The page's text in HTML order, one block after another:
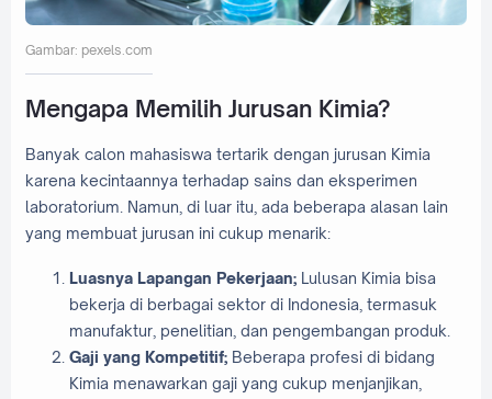
Gambar: pexels.com
Mengapa Memilih Jurusan Kimia?
Banyak calon mahasiswa tertarik dengan jurusan Kimia
karena kecintaannya terhadap sains dan eksperimen
laboratorium. Namun, di luar itu, ada beberapa alasan lain
yang membuat jurusan ini cukup menarik:
Luasnya Lapangan Pekerjaan; Lulusan Kimia bisa
bekerja di berbagai sektor di Indonesia, termasuk
manufaktur, penelitian, dan pengembangan produk.
Gaji yang Kompetitif; Beberapa profesi di bidang
Kimia menawarkan gaji yang cukup menjanjikan,